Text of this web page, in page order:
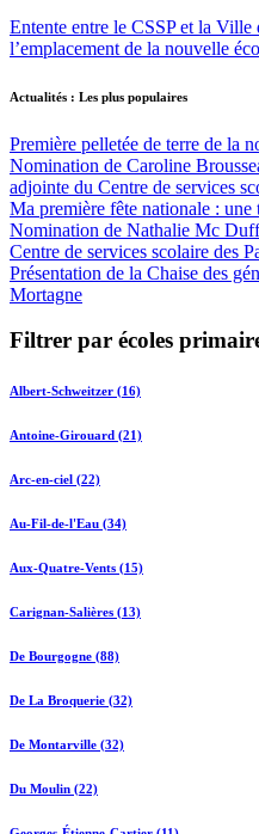
Entente entre le CSSP et la Ville
l’emplacement de la nouvelle
Actualités : Les plus populaires
Première pelletée de terre de la
Nomination de Caroline
adjointe du Centre de services
Ma première fête nationale :
Nomination de Nathalie Mc
Centre de services scolaire des
Présentation de la Chaise des
Mortagne
Filtrer par écoles
Albert-Schweitzer (16)
Antoine-Girouard (21)
Arc-en-ciel (22)
Au-Fil-de-l'Eau (34)
Aux-Quatre-Vents (15)
Carignan-Salières (13)
De Bourgogne (88)
De La Broquerie (32)
De Montarville (32)
Du Moulin (22)